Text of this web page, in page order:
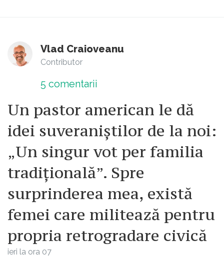
Vlad Craioveanu
Contributor
5 comentarii
Un pastor american le dă
idei suveraniștilor de la noi:
„Un singur vot per familia
tradițională”. Spre
surprinderea mea, există
femei care militează pentru
propria retrogradare civică
ieri la ora 07